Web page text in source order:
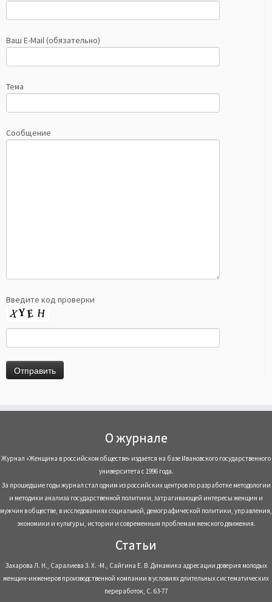
Ваш E-Mail (обязательно)
Тема
Сообщение
Введите код проверки
О журнале
Журнал «Женщина в российском обществе» издается на базе Ивановского государственного
университета с 1996 года.
За прошедшие годы журнал стал одним из российских центров по разработке методологии
и методики анализа государственной политики, затрагивающей интересы женщин и
мужчин в обществе, в исследованиях социальной, демографической политики, управления,
экономики и культуры, истории и современным проблемам женского движения.
Статьи
Захарова Л. Н., Саралиева З. Х. -М., Сайгина Е. В. Динамика адресации доверия молодых
женщин-инженеров производственной компании в условиях длительных систематических
переработок, С. 63-77